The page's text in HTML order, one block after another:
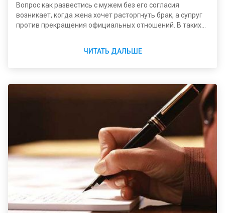
Вопрос как развестись с мужем без его согласия
возникает, когда жена хочет расторгнуть брак, а супруг
против прекращения официальных отношений. В таких
ЧИТАТЬ ДАЛЬШЕ